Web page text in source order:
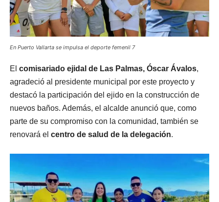
En Puerto Vallarta se impulsa el deporte femenil 7
El comisariado ejidal de Las Palmas, Óscar Ávalos,
agradeció al presidente municipal por este proyecto y
destacó la participación del ejido en la construcción de
nuevos baños. Además, el alcalde anunció que, como
parte de su compromiso con la comunidad, también se
renovará el centro de salud de la delegación.